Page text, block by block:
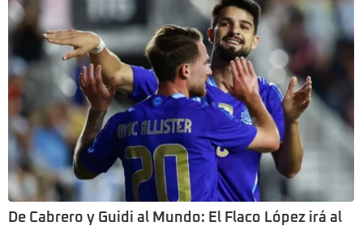
De Cabrero y Guidi al Mundo: El Flaco López irá al